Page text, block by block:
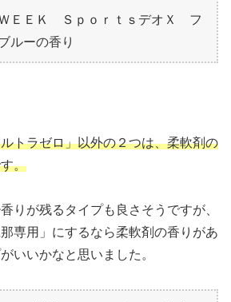
ＷＥＥＫ ＳｐｏｒｔｓデオＸ フ
ルーの香り
トラゼロ」以外の２つは、柔軟剤の
。
りが残るタイプも良さそうですが、
専用」にするなら柔軟剤の香りがあ
いいかなと思いました。